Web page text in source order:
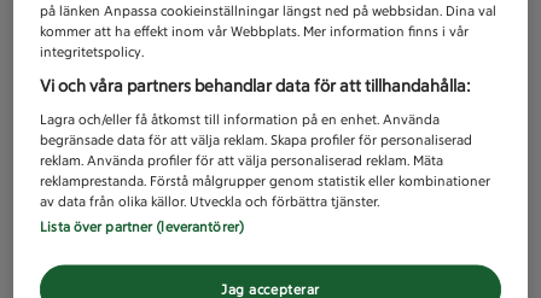
på länken Anpassa cookieinställningar längst ned på webbsidan. Dina val
kommer att ha effekt inom vår Webbplats. Mer information finns i vår
integritetspolicy.
Vi och våra partners behandlar data för att tillhandahålla:
Lagra och/eller få åtkomst till information på en enhet. Använda
begränsade data för att välja reklam. Skapa profiler för personaliserad
reklam. Använda profiler för att välja personaliserad reklam. Mäta
reklamprestanda. Förstå målgrupper genom statistik eller kombinationer
av data från olika källor. Utveckla och förbättra tjänster.
Lista över partner (leverantörer)
Jag accepterar